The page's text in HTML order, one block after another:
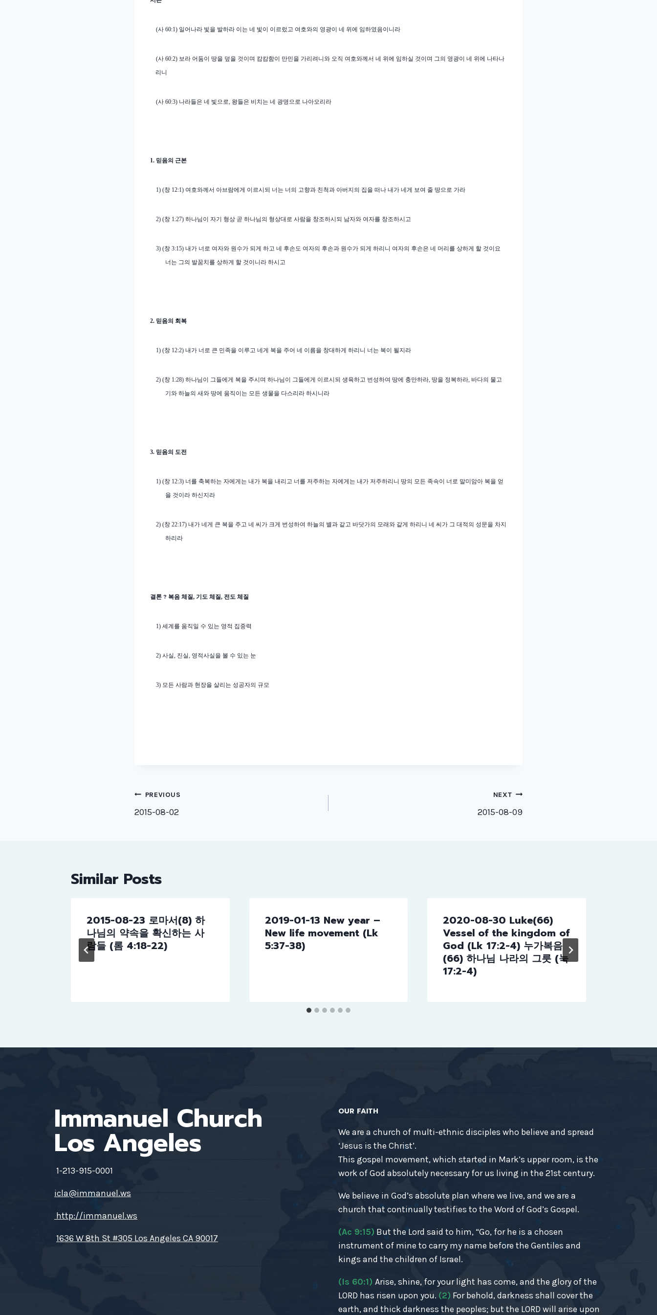
(사60:1) 일어나라 빛을 발하라 이는 네 빛이 이르렀고 여호와의 영광이 네 위에 임하였음이니라
(사60:2) 보라 어둠이 땅을 덮을 것이며 캄캄함이 만민을 가리려니와 오직 여호와께서 네 위에 임하실 것이며 그의 영광이 네 위에 나타나
리니
(사60:3) 나라들은 네 빛으로, 왕들은 비치는 네 광명으로 나아오리라
1. 믿음의 근본
1) (창 12:1) 여호와께서 아브람에게 이르시되 너는 너의 고향과 친척과 아버지의 집을 떠나 내가 네게 보여 줄 땅으로 가라
2) (창 1:27)하나님이 자기 형상 곧 하나님의 형상대로 사람을 창조하시되 남자와 여자를 창조하시고
3) (창3:15)내가 너로 여자와 원수가 되게 하고 네 후손도 여자의 후손과 원수가 되게 하리니 여자의 후손은 네 머리를 상하게 할 것이요
너는 그의 발꿈치를 상하게 할 것이니라 하시고
2. 믿음의 회복
1) (창 12:2)내가 너로 큰 민족을 이루고 네게 복을 주어 네 이름을 창대하게 하리니 너는 복이 될지라
2) (창 1:28)하나님이 그들에게 복을 주시며 하나님이 그들에게 이르시되 생육하고 번성하여 땅에 충만하라,땅을 정복하라, 바다의 물고
기와 하늘의 새와 땅에 움직이는 모든 생물을 다스리라 하시니라
3. 믿음의 도전
1) (창 12:3) 너를 축복하는 자에게는 내가 복을 내리고 너를 저주하는 자에게는 내가 저주하리니 땅의 모든 족속이 너로 말미암아 복을 얻
을 것이라 하신지라
2) (창22:17)내가 네게 큰 복을 주고 네 씨가 크게 번성하여 하늘의 별과 같고 바닷가의 모래와 같게 하리니 네 씨가 그 대적의 성문을 차지
하리라
결론 ? 복음 체질, 기도 체질, 전도 체질
1)세계를 움직일 수 있는 영적 집중력
2)사실, 진실, 영적사실을 볼 수 있는 눈
3) 모든 사람과 현장을 살리는 성공자의 규모
Post
navigation
PREVIOUS
2015-08-02
NEXT
2015-08-09
Similar Posts
2015-08-23 로마서(8) 하
나님의 약속을 확신하는 사
람들 (롬 4:18-22)
2019-01-13 New year –
New life movement (Lk
5:37-38)
2020-08-30 Luke(66)
Vessel of the kingdom of
God (Lk 17:2-4) 누가복음
(66) 하나님 나라의 그릇 (눅
17:2-4)
Immanuel Church
Los Angeles
1-213-915-0001
icla@immanuel.ws
http://immanuel.ws
1636 W 8th St #305 Los Angeles CA 90017
OUR FAITH
We are a church of multi-ethnic disciples who believe and spread
‘Jesus is the Christ’.
This gospel movement, which started in Mark’s upper room, is the
work of God absolutely necessary for us living in the 21st century.
We believe in God’s absolute plan where we live, and we are a
church that continually testifies to the Word of God’s Gospel.
(Ac 9:15) But the Lord said to him, “Go, for he is a chosen
instrument of mine to carry my name before the Gentiles and
kings and the children of Israel.
(Is 60:1) Arise, shine, for your light has come, and the glory of the
LORD has risen upon you. (2) For behold, darkness shall cover the
earth, and thick darkness the peoples; but the LORD will arise upon